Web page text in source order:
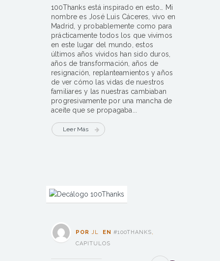
100Thanks está inspirado en esto… Mi
nombre es José Luis Cáceres, vivo en
Madrid, y probablemente como para
prácticamente todos los que vivimos
en este lugar del mundo, estos
últimos años vividos han sido duros,
años de transformación, años de
resignación, replanteamientos y años
de ver cómo las vidas de nuestros
familiares y las nuestras cambiaban
progresivamente por una mancha de
aceite que se propagaba...
Leer Más
POR JL EN #100THANKS,
CAPITULOS